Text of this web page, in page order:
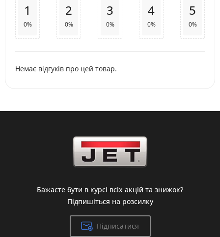
1
0%
2
0%
3
0%
4
0%
5
0%
Немає відгуків про цей товар.
Бажаєте бути в курсі всіх акцій та знижок?
Підпишіться на розсилку
Підписатися